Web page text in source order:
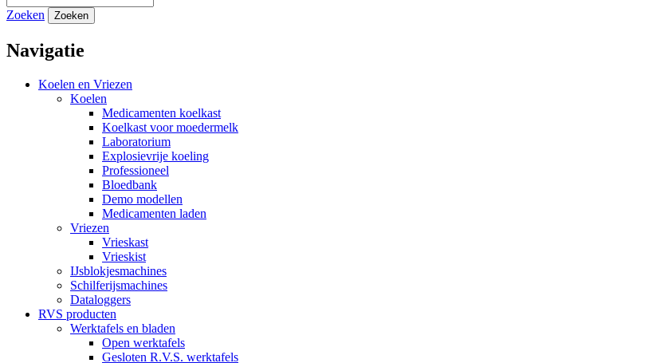
Zoeken Zoeken
Navigatie
Koelen en Vriezen
Koelen
Medicamenten koelkast
Koelkast voor moedermelk
Laboratorium
Explosievrije koeling
Professioneel
Bloedbank
Demo modellen
Medicamenten laden
Vriezen
Vrieskast
Vrieskist
IJsblokjesmachines
Schilferijsmachines
Dataloggers
RVS producten
Werktafels en bladen
Open werktafels
Gesloten R.V.S. werktafels